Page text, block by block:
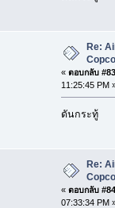
Re:
Copco
« ตอบกลับ
11:25:45 PM
ดันกระทู้
Re:
Copco
« ตอบกลับ
07:33:34 PM